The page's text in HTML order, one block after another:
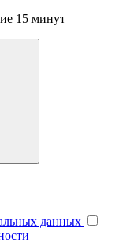
15 минут
данных